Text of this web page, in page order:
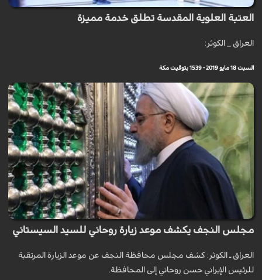
العتبة العلوية المقدسة تطلق خدمة مميزة
العراق _ الكوثر:
السبت 18 مايو 2019 - 15:39 بتوقيت مكة
مجلس النجف يكشف موعد زيارة روحاني للسيد السيستاني
العراق ـ الكوثر: كشف مجلس محافظة النجف عن موعد الزيارة المرتقبة
للرئيس الإيراني حسن روحاني إلى المحافظة.